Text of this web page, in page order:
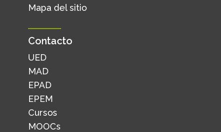
Mapa del sitio
Contacto
UED
MAD
EPAD
EPEM
Cursos
MOOCs